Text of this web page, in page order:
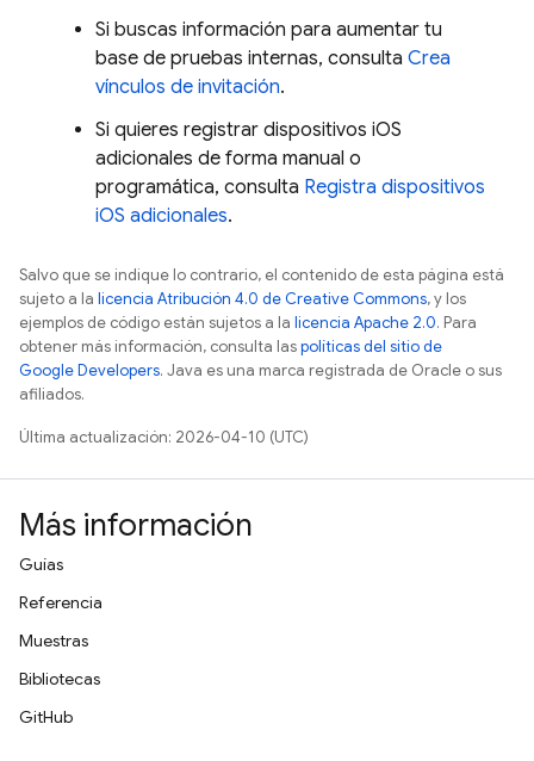
Si buscas información para aumentar tu
base de pruebas internas, consulta Crea
vínculos de invitación.
Si quieres registrar dispositivos iOS
adicionales de forma manual o
programática, consulta Registra dispositivos
iOS adicionales.
Salvo que se indique lo contrario, el contenido de esta página está
sujeto a la licencia Atribución 4.0 de Creative Commons, y los
ejemplos de código están sujetos a la licencia Apache 2.0. Para
obtener más información, consulta laspolíticas del sitio de
Google Developers. Java es una marca registrada de Oracle o sus
afiliados.
Última actualización: 2026-04-10 (UTC)
Más información
Guías
Referencia
Muestras
Bibliotecas
GitHub